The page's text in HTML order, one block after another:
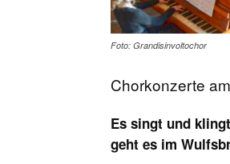
Foto: Grandisinvoltochor
Chorkonzerte
Es singt und
geht es im